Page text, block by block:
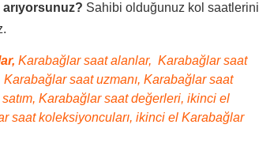
Sahibi olduğunuz kol saatlerini
Karabağlar saat alanlar, Karabağlar saat
Karabağlar saat uzmanı, Karabağlar saat
Karabağlar saat değerleri, ikinci el
saat koleksiyoncuları, ikinci el Karabağlar